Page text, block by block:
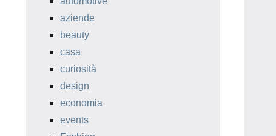
aziende
beauty
casa
curiosità
design
economia
events